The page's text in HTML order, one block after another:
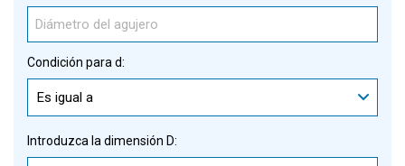
Condición para d:
Es igual a
Introduzca la dimensión D: